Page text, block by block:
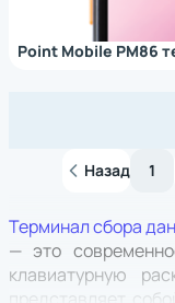
Point Mobile PM86
Назад 1
Терминал сбора
— это
клавиатурную